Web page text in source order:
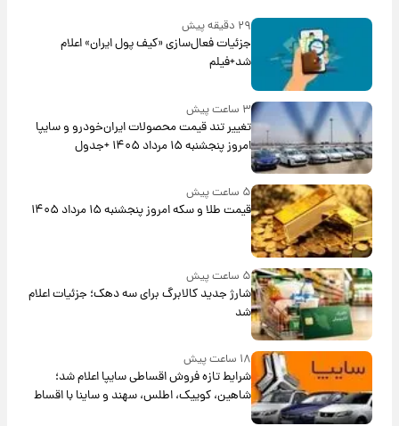
۲۹ دقیقه پیش
جزئیات فعال‌سازی «کیف پول ایران» اعلام
شد+فیلم
۳ ساعت پیش
تغییر تند قیمت محصولات ایران‌خودرو و سایپا
امروز پنجشنبه ۱۵ مرداد ۱۴۰۵ +جدول
۵ ساعت پیش
قیمت طلا و سکه امروز پنجشنبه ۱۵ مرداد ۱۴۰۵
۵ ساعت پیش
شارژ جدید کالابرگ برای سه دهک؛ جزئیات اعلام
شد
۱۸ ساعت پیش
شرایط تازه فروش اقساطی سایپا اعلام شد؛
شاهین، کوییک، اطلس، سهند و ساینا با اقساط
بلندمدت + جدول